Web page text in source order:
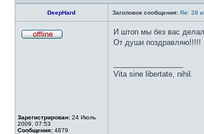
DeepHard
Заголовок сообщения: Re: 28
Зарегистрирован: 24 Июль
2009, 07:53
Сообщения: 4879
И штоп мы без вас
От души поздравляю!!!!!
Vita sine libertate, nihil.